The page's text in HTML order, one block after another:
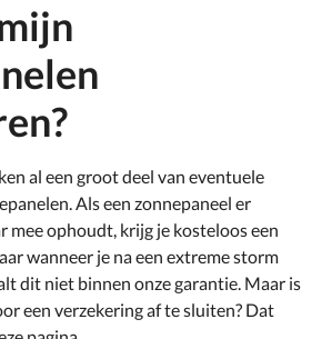
al een groot deel van eventuele
Als een zonnepaneel er
mee ophoudt, krijg je kosteloos een
wanneer je na een extreme storm
dit niet binnen onze garantie. Maar is
een verzekering af te sluiten? Dat